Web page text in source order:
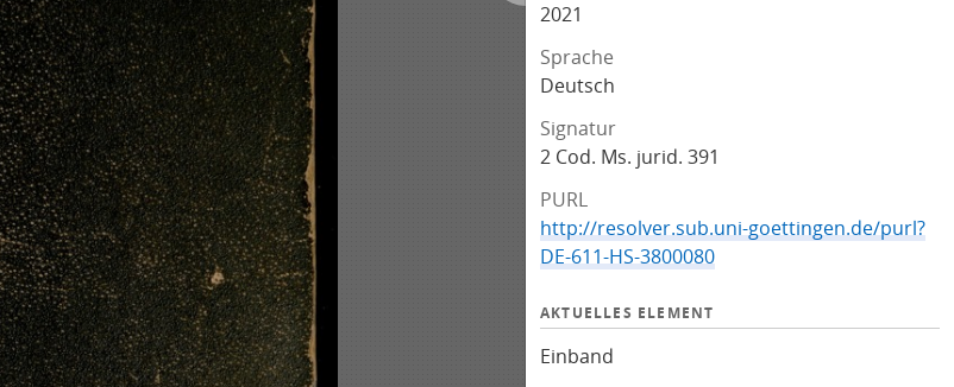
2021
Sprache
Deutsch
Signatur
2 Cod. Ms. jurid. 391
PURL
http://resolver.sub.uni-goettingen.de/purl?
DE-611-HS-3800080
AKTUELLES ELEMENT
Einband